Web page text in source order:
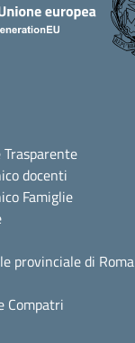
docenti
Famiglie
provinciale di Roma
Compatri